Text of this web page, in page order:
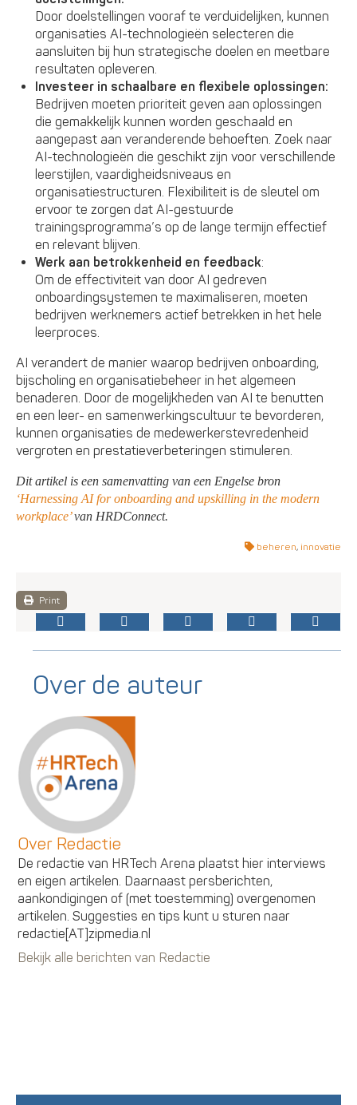
Door doelstellingen vooraf te verduidelijken, kunnen
organisaties AI-technologieën selecteren die
aansluiten bij hun strategische doelen en meetbare
resultaten opleveren.
Investeer in schaalbare en flexibele oplossingen:
Bedrijven moeten prioriteit geven aan oplossingen
die gemakkelijk kunnen worden geschaald en
aangepast aan veranderende behoeften. Zoek naar
AI-technologieën die geschikt zijn voor verschillende
leerstijlen, vaardigheidsniveaus en
organisatiestructuren. Flexibiliteit is de sleutel om
ervoor te zorgen dat AI-gestuurde
trainingsprogramma’s op de lange termijn effectief
en relevant blijven.
Werk aan betrokkenheid en feedback:
Om de effectiviteit van door AI gedreven
onboardingsystemen te maximaliseren, moeten
bedrijven werknemers actief betrekken in het hele
leerproces.
AI verandert de manier waarop bedrijven onboarding,
bijscholing en organisatiebeheer in het algemeen
benaderen. Door de mogelijkheden van AI te benutten
en een leer- en samenwerkingscultuur te bevorderen,
kunnen organisaties de medewerkerstevredenheid
vergroten en prestatieverbeteringen stimuleren.
Dit artikel is een samenvatting van een Engelse bron
‘Harnessing AI for onboarding and upskilling in the modern
workplace’van HRDConnect.
beheren, innovatie
Print
Over de auteur
Over Redactie
De redactie van HRTech Arena plaatst hier interviews
en eigen artikelen. Daarnaast persberichten,
aankondigingen of (met toestemming) overgenomen
artikelen. Suggesties en tips kunt u sturen naar
redactie[AT]zipmedia.nl
Bekijk alle berichten van Redactie